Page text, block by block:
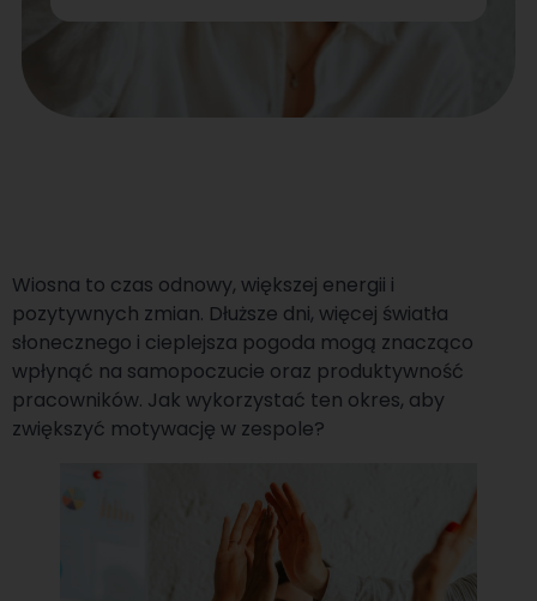
Wiosna to czas odnowy, większej energii i
pozytywnych zmian. Dłuższe dni, więcej światła
słonecznego i cieplejsza pogoda mogą znacząco
wpłynąć na samopoczucie oraz produktywność
pracowników. Jak wykorzystać ten okres, aby
zwiększyć motywację w zespole?